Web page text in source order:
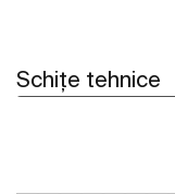
Schițe tehnice